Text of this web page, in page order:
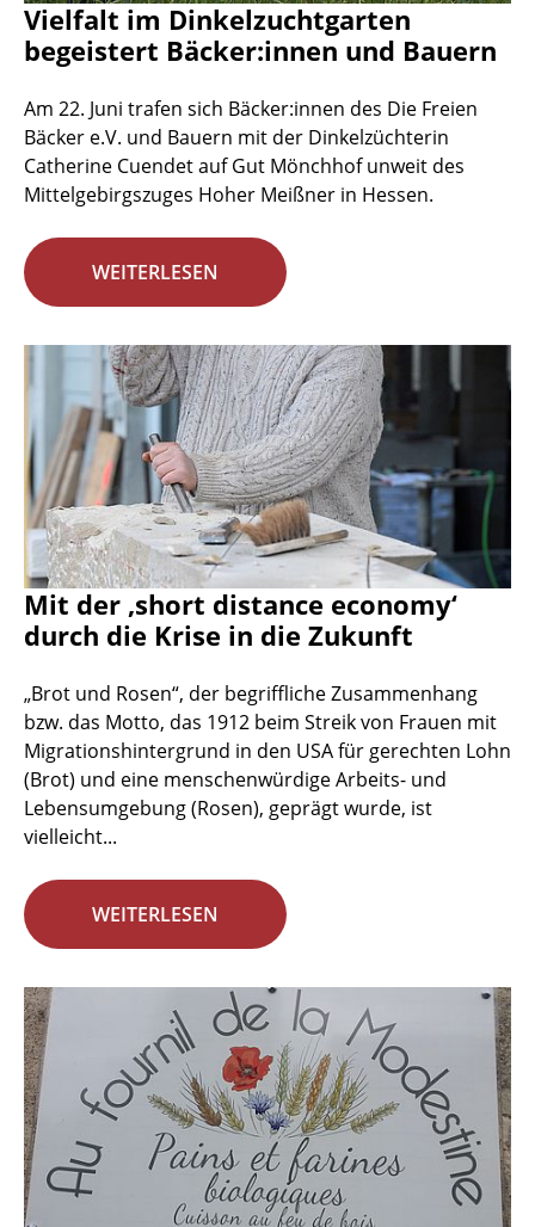
Vielfalt im Dinkelzuchtgarten
begeistert Bäcker:innen und Bauern
Am 22. Juni trafen sich Bäcker:innen des Die Freien
Bäcker e.V. und Bauern mit der Dinkelzüchterin
Catherine Cuendet auf Gut Mönchhof unweit des
Mittelgebirgszuges Hoher Meißner in Hessen.
WEITERLESEN
Mit der ‚short distance economy‘
durch die Krise in die Zukunft
„Brot und Rosen“, der begriffliche Zusammenhang
bzw. das Motto, das 1912 beim Streik von Frauen mit
Migrationshintergrund in den USA für gerechten Lohn
(Brot) und eine menschenwürdige Arbeits- und
Lebensumgebung (Rosen), geprägt wurde, ist
vielleicht...
WEITERLESEN